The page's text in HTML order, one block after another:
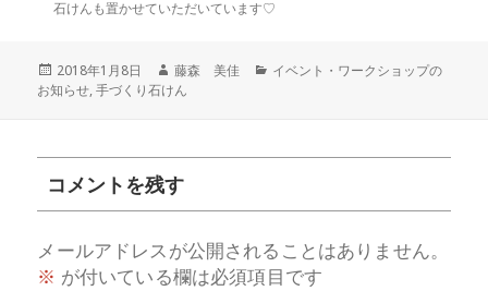
石けんも置かせていただいています♡
投
稿
2018年1月8日
作
成
藤森 美佳
カ
イベント・ワークショップの
お知らせ,手づくり石けん
コメントを残す
メールアドレスが公開されることはありません。
※ が付いている欄は必須項目です